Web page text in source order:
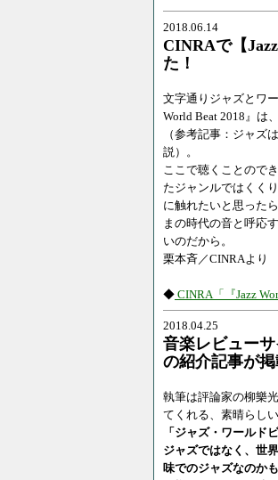
2018.06.14
CINRAで【
た！
文字通りジャズとワ
World Beat 2018』は
（参考記事：ジャズ
説）。
ここで聴くことので
たジャンルではくく
に触れたいと思った
まの時代の音と呼応
いのだから。
栗本斉／CINRAより
◆ CINRA「『Jazz
2018.04.25
音楽レビュー
の紹介記事が掲
執筆は評論家の柳樂
てくれる、素晴らし
「ジャズ・ワールド
ジャズではなく、世
味でのジャズなのか